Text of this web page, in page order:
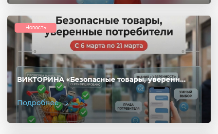
ВИКТОРИНА «Безопасные товары, уверенн...
Подробнее
Новость